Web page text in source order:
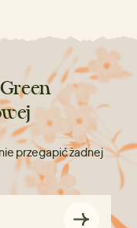
przegapić żadnej